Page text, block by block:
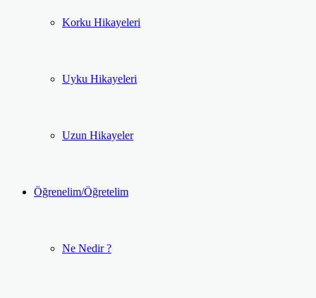
Korku Hikayeleri
Uyku Hikayeleri
Uzun Hikayeler
Öğrenelim/Öğretelim
Ne Nedir ?